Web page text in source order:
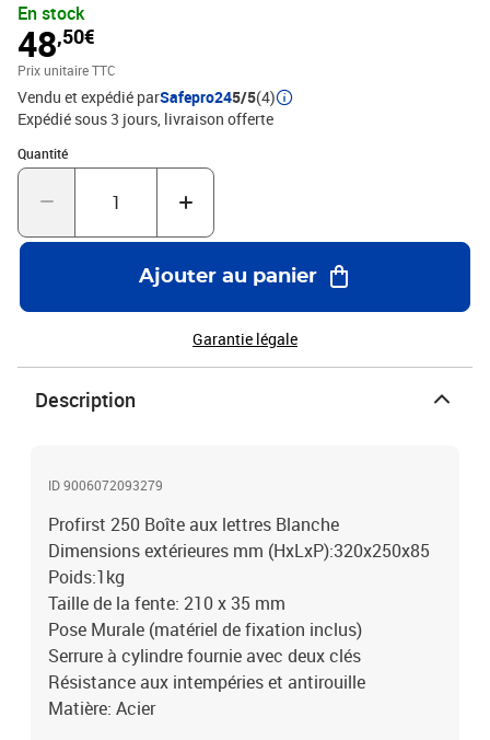
En stock
48,50€
Prix unitaire TTC
Vendu et expédié parSafepro245/5(4)
Expédié sous 3 jours livraison offerte
Quantité
Quantité : 1
Ajouter au panier
Garantie légale
Description
ID 9006072093279
Profirst 250 Boîte aux lettres Blanche
Dimensions extérieures mm (HxLxP):320x250x85
Poids:1kg
Taille de la fente: 210 x 35 mm
Pose Murale (matériel de fixation inclus)
Serrure à cylindre fournie avec deux clés
Résistance aux intempéries et antirouille
Matière: Acier